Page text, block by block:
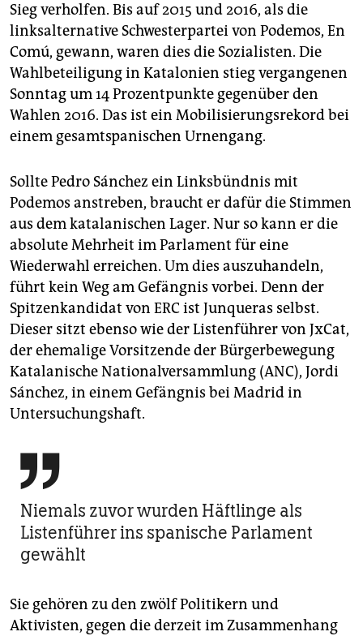
Sieg verholfen. Bis auf 2015 und 2016, als die
linksalternative Schwesterpartei von Podemos, En
Comú, gewann, waren dies die Sozialisten. Die
Wahlbeteiligung in Katalonien stieg vergangenen
Sonntag um 14 Prozentpunkte gegenüber den
Wahlen 2016. Das ist ein Mobilisierungsrekord bei
einem gesamtspanischen Urnengang.
Sollte Pedro Sánchez ein Linksbündnis mit
Podemos anstreben, braucht er dafür die Stimmen
aus dem katalanischen Lager. Nur so kann er die
absolute Mehrheit im Parlament für eine
Wiederwahl erreichen. Um dies auszuhandeln,
führt kein Weg am Gefängnis vorbei. Denn der
Spitzenkandidat von ERC ist Junqueras selbst.
Dieser sitzt ebenso wie der Listenführer von JxCat,
der ehemalige Vorsitzende der Bürgerbewegung
Katalanische Nationalversammlung (ANC), Jordi
Sánchez, in einem Gefängnis bei Madrid in
Untersuchungshaft.

Niemals zuvor wurden Häftlinge als
Listenführer ins spanische Parlament
gewählt
Sie gehören zu den zwölf Politikern und
Aktivisten, gegen die derzeit im Zusammenhang